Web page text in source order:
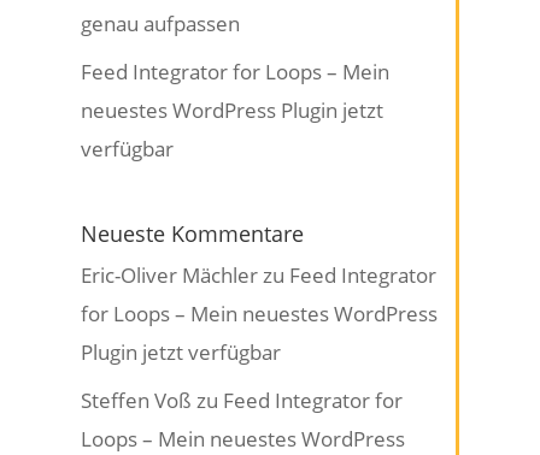
genau aufpassen
Feed Integrator for Loops – Mein
neuestes WordPress Plugin jetzt
verfügbar
Neueste Kommentare
Eric-Oliver Mächlerzu Feed Integrator
for Loops – Mein neuestes WordPress
Plugin jetzt verfügbar
Steffen Voß zu Feed Integrator for
Loops – Mein neuestes WordPress